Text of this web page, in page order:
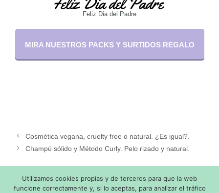
Feliz Dia del Padre
MIRA NUESTROS PACKS Y SURTIDOS REGALO
Cosmética vegana, cruelty free o natural. ¿Es igual?.
Champú sólido y Método Curly. Pelo rizado y natural.
Copyright © 2026 Made with by SaponediValeria - Todos los
Utilizamos cookies propias y de terceros para que la web
funcione correctamente y, si lo aceptas, para analizar el tráfico